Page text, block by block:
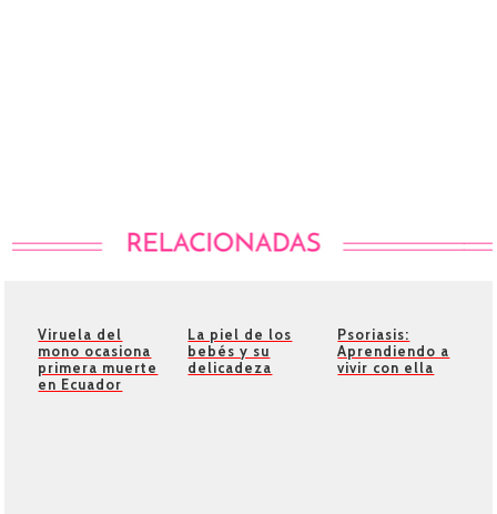
Viruela del
mono ocasiona
primera muerte
en Ecuador
La piel de los
bebés y su
delicadeza
Psoriasis:
Aprendiendo a
vivir con ella